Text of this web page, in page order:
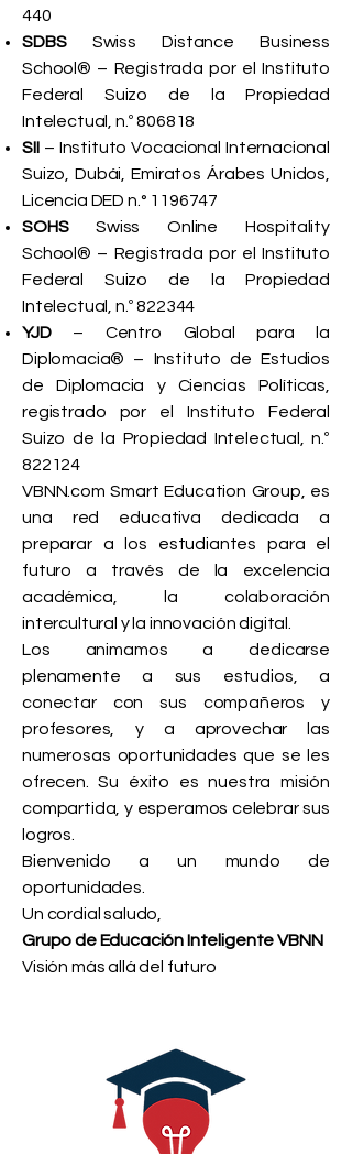
440
SDBSSwiss Distance Business
School® – Registrada por el Instituto
Federal Suizo de la Propiedad
Intelectual, n.º 806818
SII– Instituto Vocacional Internacional
Suizo, Dubái, Emiratos Árabes Unidos,
Licencia DED n.° 1196747
SOHSSwiss Online Hospitality
School® – Registrada por el Instituto
Federal Suizo de la Propiedad
Intelectual, n.º 822344
YJD– Centro Global para la
Diplomacia® – Instituto de Estudios
de Diplomacia y Ciencias Políticas,
registrado por el Instituto Federal
Suizo de la Propiedad Intelectual, n.º
822124
VBNN.com Smart Education Group, es
una red educativa dedicada a
preparar a los estudiantes para el
futuro a través de la excelencia
académica, la colaboración
intercultural y la innovación digital.
Los animamos a dedicarse
plenamente a sus estudios, a
conectar con sus compañeros y
profesores, y a aprovechar las
numerosas oportunidades que se les
ofrecen. Su éxito es nuestra misión
compartida, y esperamos celebrar sus
logros.
Bienvenido a un mundo de
oportunidades.
Un cordial saludo,
Grupo de Educación Inteligente VBNN
Visión más allá del futuro